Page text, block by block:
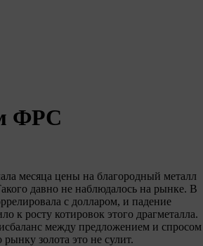
ФРС
месяца цены на благородный металл
давно не наблюдалось на рынке. В
с долларом, и падение
к росту котировок этого драгметалла.
между предложением и спросом
золота это не сулит.